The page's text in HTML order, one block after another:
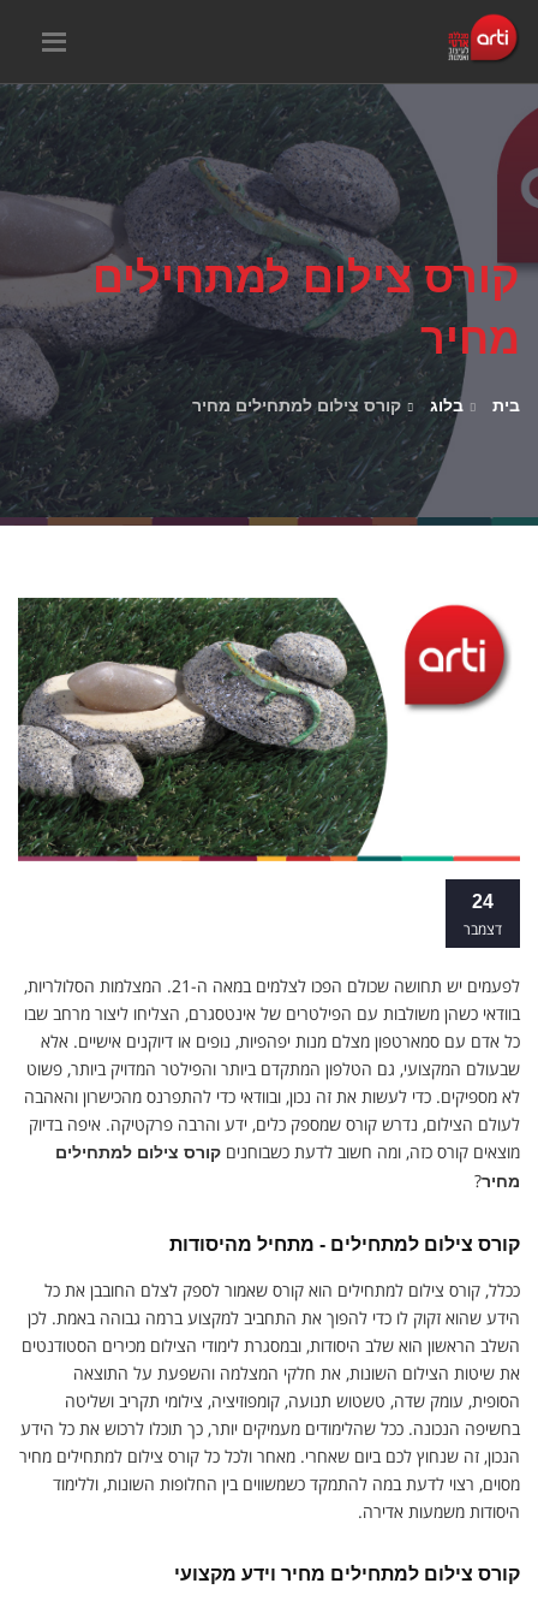
קורס צילום למתחילים
מחיר
בית בלוג קורס צילום למתחילים מחיר
24
דצמבר
לפעמים יש תחושה שכולם הפכו לצלמים במאה ה-21. המצלמות הסלולריות,
בוודאי כשהן משולבות עם הפילטרים של אינטסגרם, הצליחו ליצור מרחב שבו
כל אדם עם סמארטפון מצלם מנות יפהפיות, נופים או דיוקנים אישיים. אלא
שבעולם המקצועי, גם הטלפון המתקדם ביותר והפילטר המדויק ביותר, פשוט
לא מספיקים. כדי לעשות את זה נכון, ובוודאי כדי להתפרנס מהכישרון והאהבה
לעולם הצילום, נדרש קורס שמספק כלים, ידע והרבה פרקטיקה. איפה בדיוק
מוצאים קורס כזה, ומה חשוב לדעת כשבוחנים קורס צילום למתחילים
מחיר?
קורס צילום למתחילים - מתחיל מהיסודות
ככלל, קורס צילום למתחילים הוא קורס שאמור לספק לצלם החובבן את כל
הידע שהוא זקוק לו כדי להפוך את התחביב למקצוע ברמה גבוהה באמת. לכן
השלב הראשון הוא שלב היסודות, ובמסגרת לימודי הצילום מכירים הסטודנטים
את שיטות הצילום השונות, את חלקי המצלמה והשפעת על התוצאה
הסופית, עומק שדה, טשטוש תנועה, קומפוזיציה, צילומי תקריב ושליטה
בחשיפה הנכונה. ככל שהלימודים מעמיקים יותר, כך תוכלו לרכוש את כל הידע
הנכון, זה שנחוץ לכם ביום שאחרי. מאחר ולכל כל קורס צילום למתחילים מחיר
מסוים, רצוי לדעת במה להתמקד כשמשווים בין החלופות השונות, וללימוד
היסודות משמעות אדירה.
קורס צילום למתחילים מחיר וידע מקצועי